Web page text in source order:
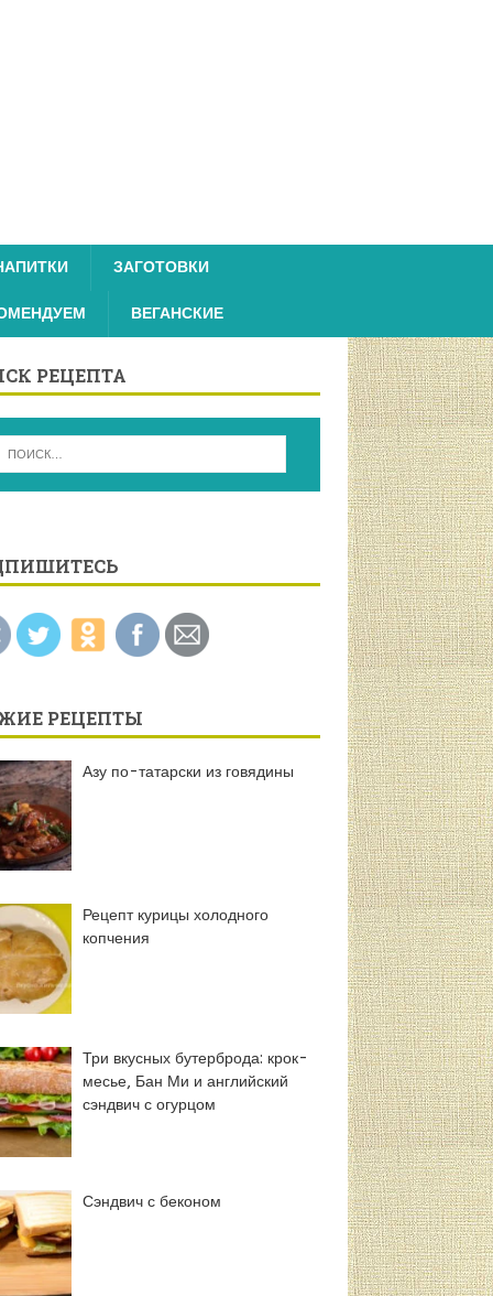
ЗАГОТОВКИ
ВЕГАНСКИЕ
РЕЦЕПТА
РЕЦЕПТЫ
Азу по-татарски из говядины
Рецепт курицы холодного
копчения
Три вкусных бутерброда: крок-
месье, Бан Ми и английский
сэндвич с огурцом
Сэндвич с беконом